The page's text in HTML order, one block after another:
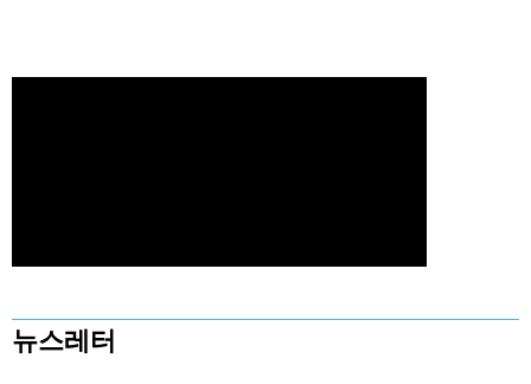
뉴스레터